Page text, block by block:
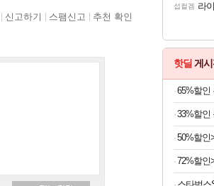
신고하기 스팸신고 추천 확인
섭컬겜 라이
핫딜 게